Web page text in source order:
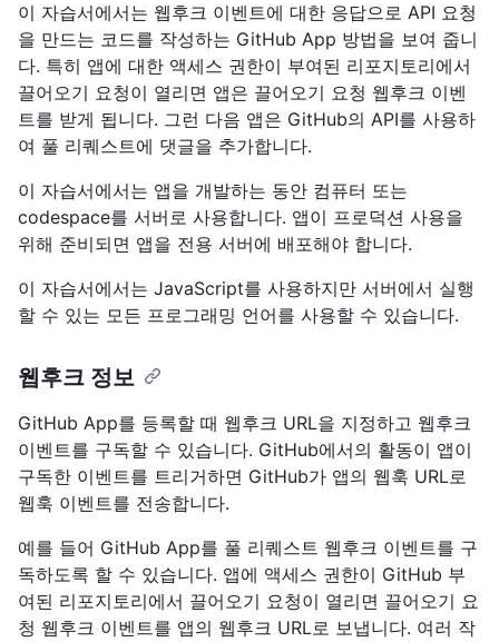
이 자습서에서는 웹후크 이벤트에 대한 응답으로 API 요청
을 만드는 코드를 작성하는 GitHub App 방법을 보여 줍니
다. 특히 앱에 대한 액세스 권한이 부여된 리포지토리에서
끌어오기 요청이 열리면 앱은 끌어오기 요청 웹후크 이벤
트를 받게 됩니다. 그런 다음 앱은 GitHub의 API를 사용하
여 풀 리퀘스트에 댓글을 추가합니다.
이 자습서에서는 앱을 개발하는 동안 컴퓨터 또는
codespace를 서버로 사용합니다. 앱이 프로덕션 사용을
위해 준비되면 앱을 전용 서버에 배포해야 합니다.
이 자습서에서는 JavaScript를 사용하지만 서버에서 실행
할 수 있는 모든 프로그래밍 언어를 사용할 수 있습니다.
웹후크 정보
GitHub App를 등록할 때 웹후크 URL을 지정하고 웹후크
이벤트를 구독할 수 있습니다. GitHub에서의 활동이 앱이
구독한 이벤트를 트리거하면 GitHub가 앱의 웹훅 URL로
웹훅 이벤트를 전송합니다.
예를 들어 GitHub App를 풀 리퀘스트 웹후크 이벤트를 구
독하도록 할 수 있습니다. 앱에 액세스 권한이 GitHub 부
여된 리포지토리에서 끌어오기 요청이 열리면 끌어오기 요
청 웹후크 이벤트를 앱의 웹후크 URL로 보냅니다. 여러 작